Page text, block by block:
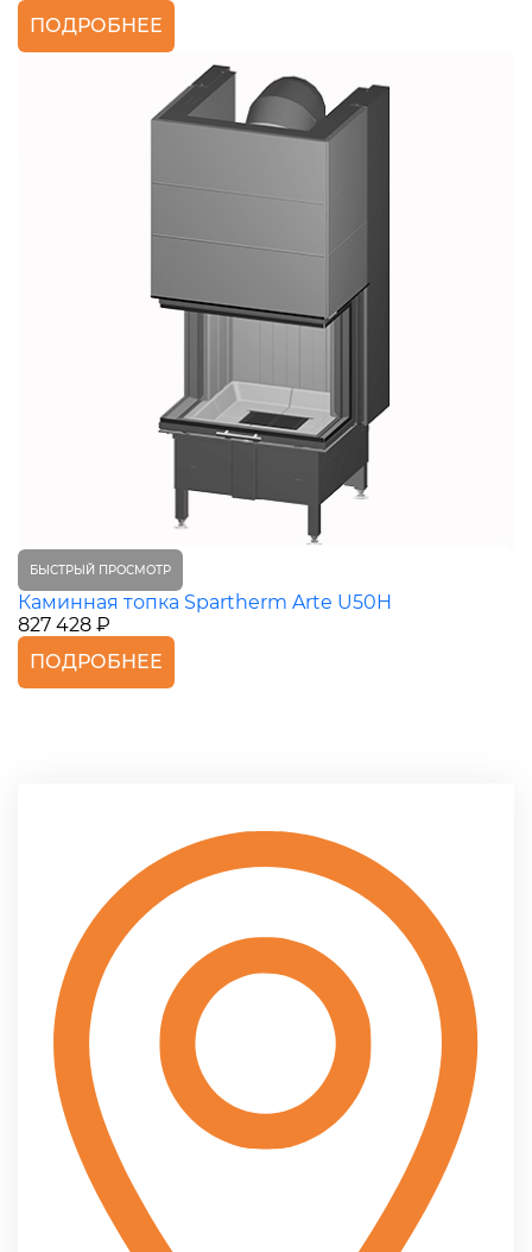
ПОДРОБНЕЕ
БЫСТРЫЙ ПРОСМОТР
Каминная топка Spartherm Arte U50H
827 428 ₽
ПОДРОБНЕЕ